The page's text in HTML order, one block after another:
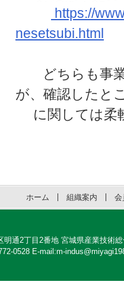
https://
nesetsubi.html
どちらも事業
が、確認したと
に関しては柔
ホーム 組織案内 会
明通2丁目2番地 宮城県産業技術
0528 E-mail:m-